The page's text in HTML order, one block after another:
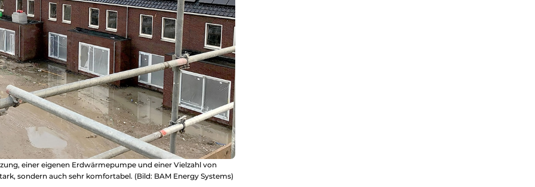
einer eigenen Erdwärmepumpe und einer Vielzahl von
sondern auch sehr komfortabel. (Bild: BAM Energy Systems)